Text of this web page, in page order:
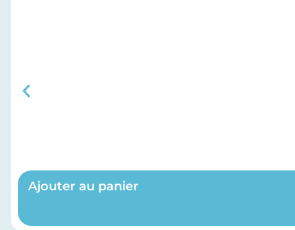
Ajouter au panier